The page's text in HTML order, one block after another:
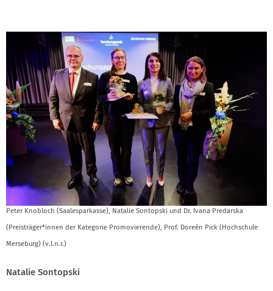
Peter Knobloch (Saalesparkasse), Natalie Sontopski und Dr. Ivana Predarska
(Preisträger*innen der Kategorie Promovierende), Prof. Doreén Pick (Hochschule
Merseburg) (v.l.n.r.)
Natalie Sontopski